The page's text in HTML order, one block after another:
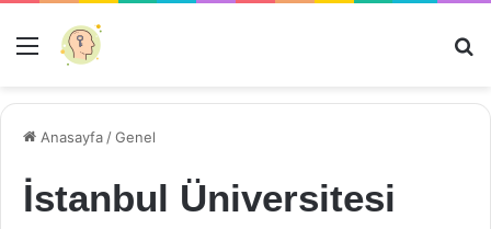
Menü
Anasayfa /Genel
İstanbul Üniversitesi